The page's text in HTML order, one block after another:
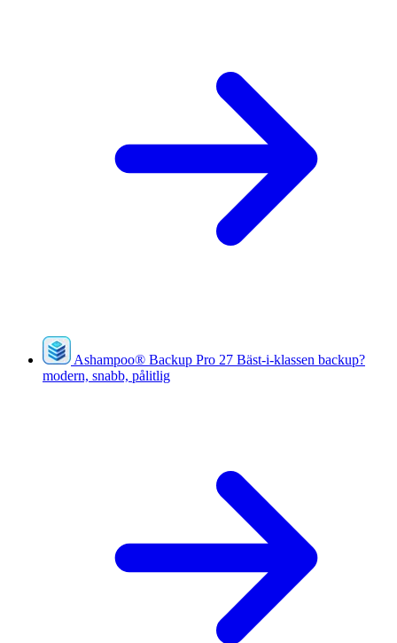
Ashampoo® Backup Pro 27 Bäst-i-klassen backup?
modern, snabb, pålitlig